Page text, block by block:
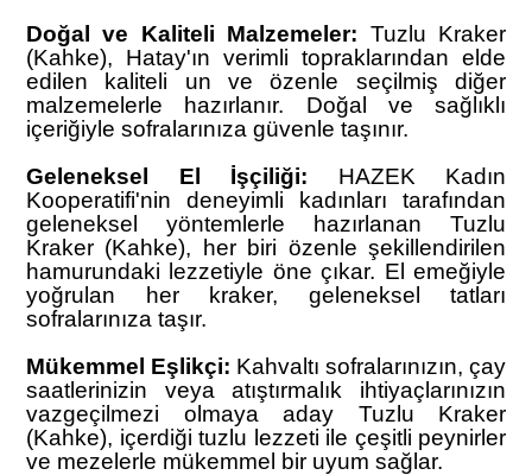
Doğal ve Kaliteli Malzemeler: Tuzlu Kraker
(Kahke), Hatay'ın verimli topraklarından elde
edilen kaliteli un ve özenle seçilmiş diğer
malzemelerle hazırlanır. Doğal ve sağlıklı
içeriğiyle sofralarınıza güvenle taşınır.
Geleneksel El İşçiliği:
HAZEK Kadın
Kooperatifi'nin deneyimli kadınları tarafından
geleneksel yöntemlerle hazırlanan Tuzlu
Kraker (Kahke), her biri özenle şekillendirilen
hamurundaki lezzetiyle öne çıkar. El emeğiyle
yoğrulan her kraker, geleneksel tatları
sofralarınıza taşır.
Mükemmel Eşlikçi: Kahvaltı sofralarınızın, çay
saatlerinizin veya atıştırmalık ihtiyaçlarınızın
vazgeçilmezi olmaya aday Tuzlu Kraker
(Kahke), içerdiği tuzlu lezzeti ile çeşitli peynirler
ve mezelerle mükemmel bir uyum sağlar.